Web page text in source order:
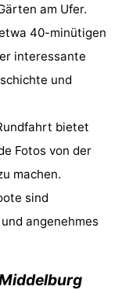
am Ufer.
40-minütigen
interessante
und
bietet
Fotos von der
machen.
sind
angenehmes